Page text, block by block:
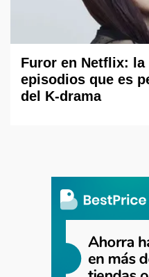
Furor en Netflix: la
episodios que es
del K-drama